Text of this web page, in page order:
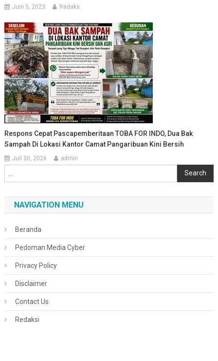
Juni 5, 2023 Redaks
Respons Cepat Pascapemberitaan TOBA FOR INDO, Dua Bak
Sampah Di Lokasi Kantor Camat Pangaribuan Kini Bersih
Juli 30, 2026 admin
Search
NAVIGATION MENU
Beranda
Pedoman Media Cyber
Privacy Policy
Disclaimer
Contact Us
Redaksi